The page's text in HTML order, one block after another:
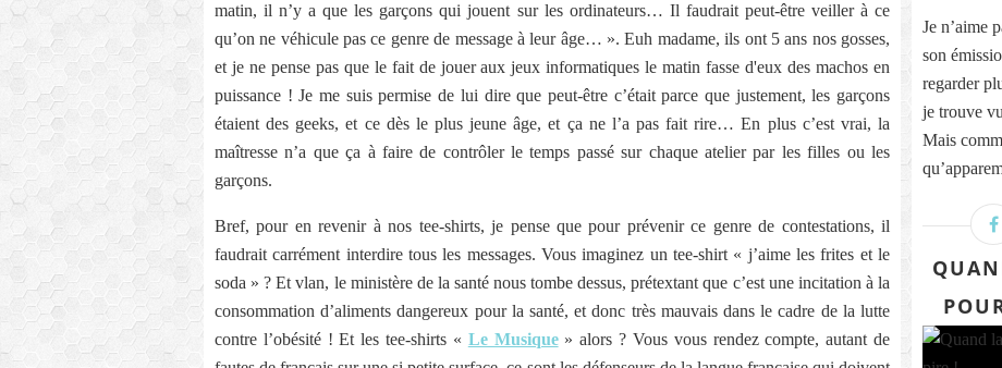
matin, il n’y a que les garçons qui jouent sur les ordinateurs… Il faudrait peut-être veiller à ce
qu’on ne véhicule pas ce genre de message à leur âge… ». Euh madame, ils ont 5 ans nos gosses,
et je ne pense pas que le fait de jouer aux jeux informatiques le matin fasse d'eux des machos en
puissance ! Je me suis permise de lui dire que peut-être c’était parce que justement, les garçons
étaient des geeks, et ce dès le plus jeune âge, et ça ne l’a pas fait rire… En plus c’est vrai, la
maîtresse n’a que ça à faire de contrôler le temps passé sur chaque atelier par les filles ou les
garçons.
Bref, pour en revenir à nos tee-shirts, je pense que pour prévenir ce genre de contestations, il
faudrait carrément interdire tous les messages. Vous imaginez un tee-shirt « j’aime les frites et le
soda » ? Et vlan, le ministère de la santé nous tombe dessus, prétextant que c’est une incitation à la
consommation d’aliments dangereux pour la santé, et donc très mauvais dans le cadre de la lutte
contre l’obésité ! Et les tee-shirts « Le Musique» alors ? Vous vous rendez compte, autant de
Je n’aime
son
regarder
je trouve
Mais